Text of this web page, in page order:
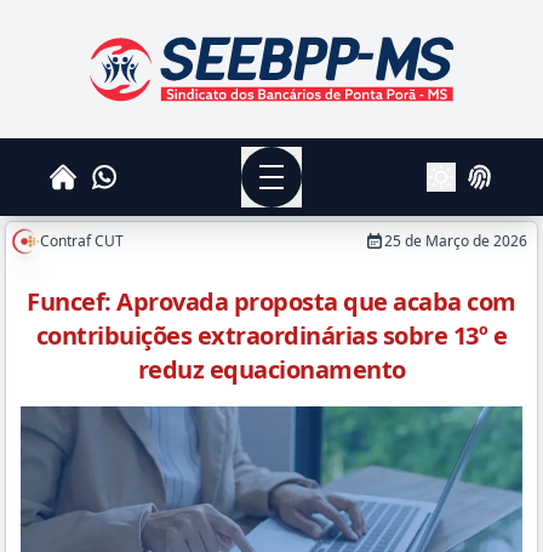
SEEBPPMS - Sindicato dos Bancários de Ponta
HomeWhatsapp
Menu
AlterarLogin
Contraf CUT 25 de Março de 2026
Funcef: Aprovada proposta que acaba com
contribuições extraordinárias sobre 13º e
reduz equacionamento